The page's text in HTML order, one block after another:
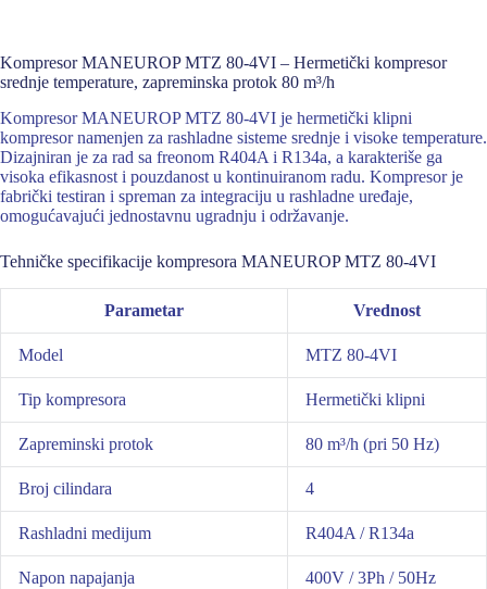
Kompresor MANEUROP MTZ 80-4VI – Hermetički kompresor
srednje temperature, zapreminska protok 80 m³/h
Kompresor MANEUROP MTZ 80-4VI je hermetički klipni
kompresor namenjen za rashladne sisteme srednje i visoke temperature.
Dizajniran je za rad sa freonom R404A i R134a, a karakteriše ga
visoka efikasnost i pouzdanost u kontinuiranom radu. Kompresor je
fabrički testiran i spreman za integraciju u rashladne uređaje,
omogućavajući jednostavnu ugradnju i održavanje.
Tehničke specifikacije kompresora MANEUROP MTZ 80-4VI
Parametar Vrednost
Model MTZ 80-4VI
Tip kompresora Hermetički klipni
Zapreminski protok 80 m³/h (pri 50 Hz)
Broj cilindara 4
Rashladni medijum R404A / R134a
Napon napajanja 400V / 3Ph / 50Hz